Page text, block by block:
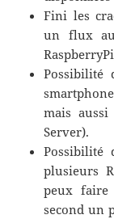
Fini les
un flux
Possibilité
mais
Server).
plusieurs
peux
second un